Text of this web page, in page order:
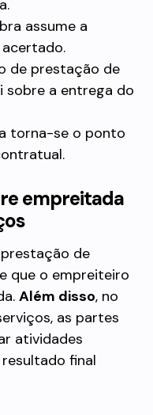
assume a
de prestação de
sobre a entrega do
torna-se o ponto
empreitada
de
que o empreiteiro
Além disso, no
as partes
atividades
final